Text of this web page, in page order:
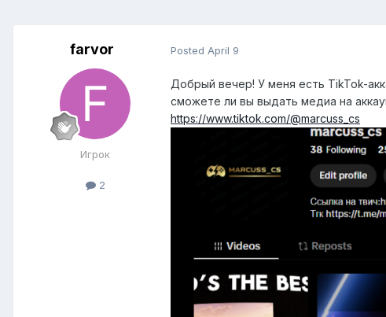
farvor
Игрок
2
Posted April 9
Добрый вечер! У меня есть TikTok-
сможете ли вы выдать медиа на
https://www.tiktok.com/@marcuss_cs